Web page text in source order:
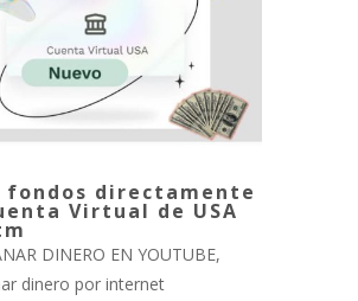
fondos directamente
Virtual de USA
DINERO EN YOUTUBE,
dinero por internet